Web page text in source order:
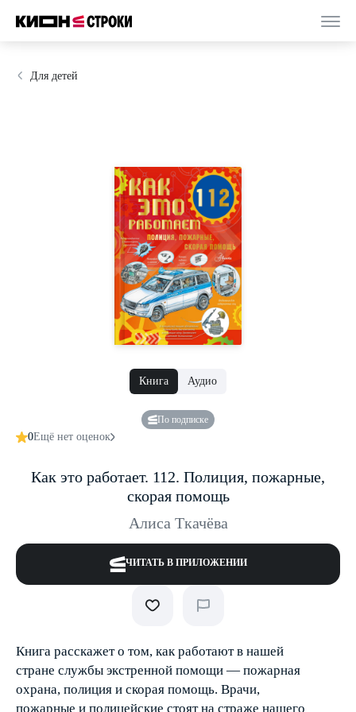
Для детей
Книга Аудио
По подписке
0Ещё нет оценок
Как это работает. 112. Полиция, пожарные,
скорая помощь
Алиса Ткачёва
ЧИТАТЬ В ПРИЛОЖЕНИИ
Книга расскажет о том, как работают в нашей
стране службы экстренной помощи — пожарная
охрана, полиция и скорая помощь. Врачи,
пожарные и полицейские стоят на страже нашего